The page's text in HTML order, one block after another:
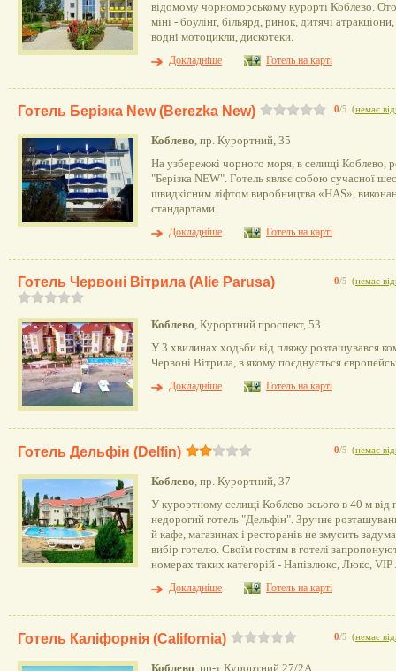
відомому чорноморському курорті Коблево.
міні - боулінг, більярд, ринок, дитячі
водні мотоцикли, дискотеки.
Докладніше
Готель на карті
0/5 (немає
Готель Берізка New (Berezka New)
Коблево, пр. Курортний, 35
На узбережжі чорного моря, в селищі Коблево,
"Берізка NEW". Готель являє собою сучасної
швидкісним ліфтом виробництва «HAS»,
стандартами.
Докладніше
Готель на карті
0/5 (немає
Готель Червоні Вітрила (Alie Parusa)
Коблево, Курортний проспект, 53
У 3 хвилинах ходьби від пляжу розташувався
Червоні Вітрила, в якому поєднується
Докладніше
Готель на карті
0/5 (немає
Готель Дельфін (Delfin)
Коблево, пр. Курортний, 37
У курортному селищі Коблево всього в 40 м від
недорогий готель "Дельфін". Зручне
й кафе, магазинах і ресторанів не змусить
вибір готелю. Своїм гостям в готелі
номерах таких категорій - Напівлюкс, Люкс,
Докладніше
Готель на карті
0/5 (немає
Готель Каліфорнія (California)
Коблево , пр-т Курортний 27/2А